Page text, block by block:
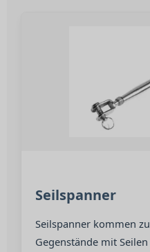
Seilspanner
Seilspanner kommen
Gegenstände mit